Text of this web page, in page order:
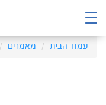
עמוד הבית מאמרים